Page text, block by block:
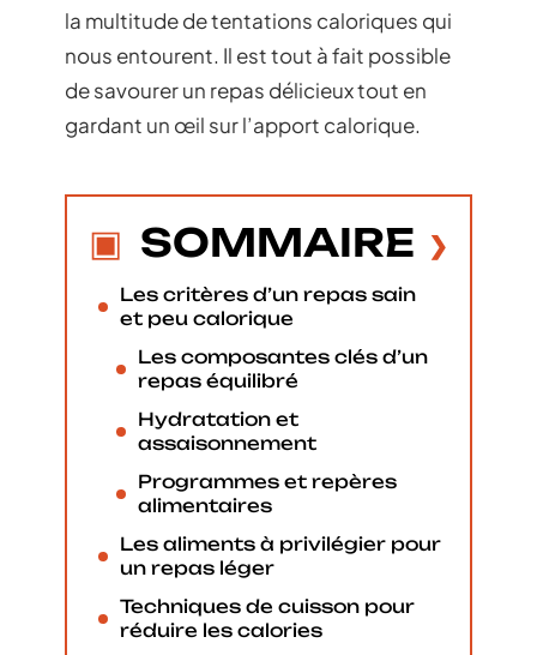
la multitude de tentations caloriques qui
nous entourent. Il est tout à fait possible
de savourer un repas délicieux tout en
gardant un œil sur l’apport calorique.
SOMMAIRE
Les critères d’un repas sain
et peu calorique
Les composantes clés d’un
repas équilibré
Hydratation et
assaisonnement
Programmes et repères
alimentaires
Les aliments à privilégier pour
un repas léger
Techniques de cuisson pour
réduire les calories